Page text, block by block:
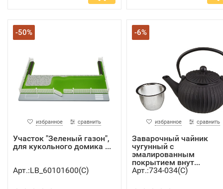
-50%
избранное сравнить
Участок "Зеленый газон",
для кукольного домика ...
Арт.:LB_60101600(C)
-6%
избранное сравнить
Заварочный чайник
чугунный с
эмалированным
покрытием внут...
Арт.:734-034(C)